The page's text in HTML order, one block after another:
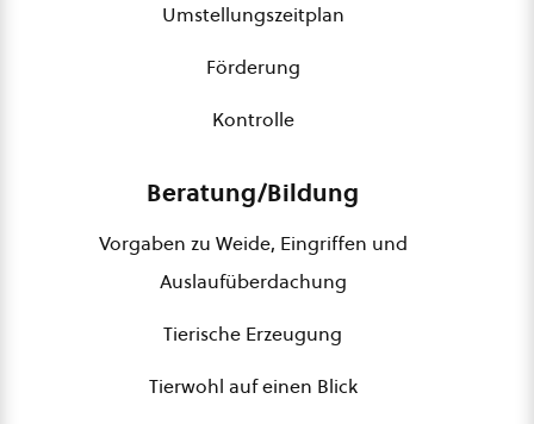
Umstellungszeitplan
Förderung
Kontrolle
Beratung/Bildung
Vorgaben zu Weide, Eingriffen und
Auslaufüberdachung
Tierische Erzeugung
Tierwohl auf einen Blick